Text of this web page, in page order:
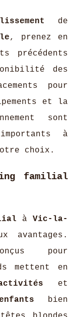
de
, prenez en
précédents
des
pour
et la
sont
à
choix.
familial
à Vic-la-
avantages.
pour
mettent en
et
bien